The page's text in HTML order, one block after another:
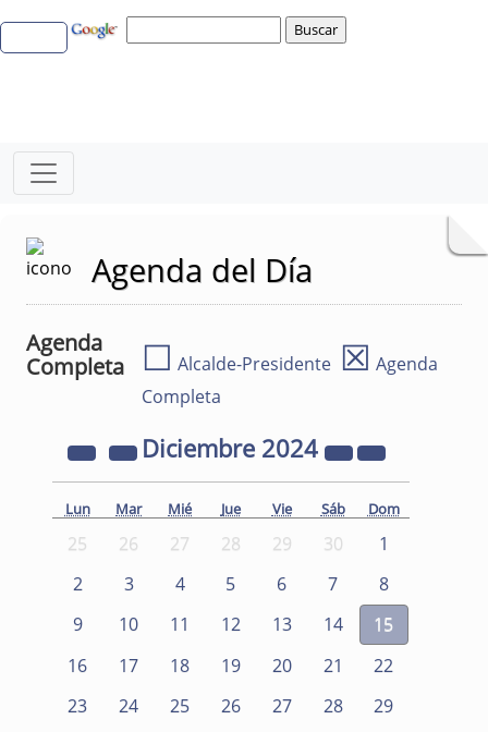
Agenda del Día
Agenda
Completa
☐ Alcalde-Presidente ☒ Agenda
Completa
Diciembre 2024
Lun Mar Mié Jue Vie Sáb Dom
25 26 27 28 29 30
1
2
3 4 5 6 7
8
9
10 11 12 13 14
15
16
17 18 19 20 21
22
23
24 25 26 27 28
29